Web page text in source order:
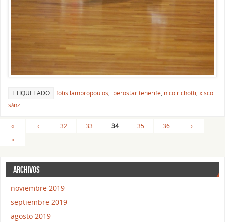
ETIQUETADO fotis lampropoulos, iberostar tenerife, nico richotti, xisco
sánz
« ‹ 32 33 34 35 36
›
»
ARCHIVOS
noviembre 2019
septiembre 2019
agosto 2019